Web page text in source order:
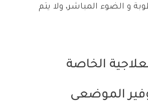
و الضوء المباشر، ولا يتم
الخاصة
الموضعى